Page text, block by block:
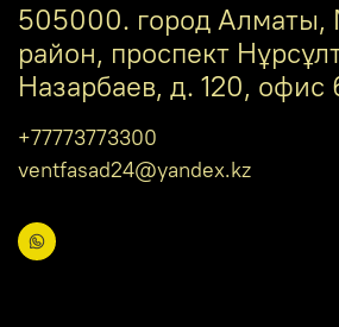
505000. город Алматы,
район, проспект
Назарбаев, д. 120, офис
+77773773300
ventfasad24@yandex.kz